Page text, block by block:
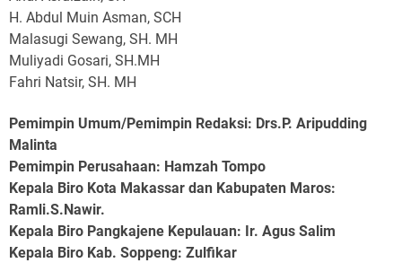
H. Abdul Muin Asman, SCH
Malasugi Sewang, SH. MH
Muliyadi Gosari, SH.MH
Fahri Natsir, SH. MH
Pemimpin Umum/Pemimpin Redaksi: Drs.P. Aripudding
Malinta
Pemimpin Perusahaan: Hamzah Tompo
Kepala Biro Kota Makassar dan Kabupaten Maros:
Ramli.S.Nawir.
Kepala Biro Pangkajene Kepulauan: Ir. Agus Salim
Kepala Biro Kab. Soppeng: Zulfikar